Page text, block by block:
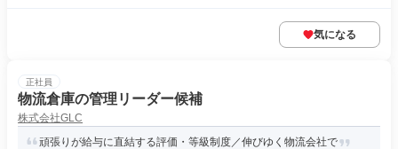
気になる
正社員
物流倉庫の管理リーダー候補
株式会社GLC
頑張りが給与に直結する評価・等級制度／伸びゆく物流会社で